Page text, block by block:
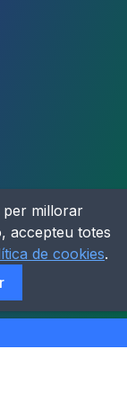
per millorar
accepteu totes
de cookies.